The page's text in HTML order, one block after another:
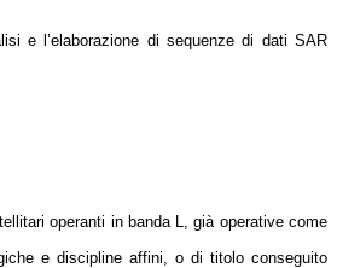
e l’elaborazione di sequenze di dati SAR
operanti in banda L, già operative come
e discipline affini, o di titolo conseguito